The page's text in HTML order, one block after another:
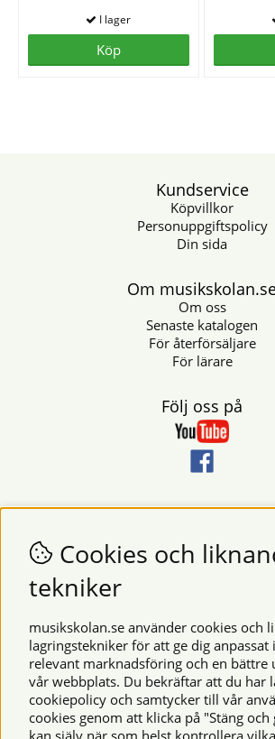
Köp
Kundservice
Köpvillkor
Personuppgiftspolicy
Din sida
Om
Om oss
Senaste katalogen
För återförsäljare
För lärare
Följ oss på
Nyhetsbrev
Vill du få nyheter och erbjudanden från
postadress i fältet
Säkra
Cookies och
tekniker
musikskolan.se använder cookies och
lagringstekniker för att ge dig anpassat
relevant marknadsföring och en bättre
vår webbplats. Du bekräftar att du har
cookiepolicy och samtycker till vår
cookies genom att klicka på "Stäng och
kan själv när som helst kontrollera